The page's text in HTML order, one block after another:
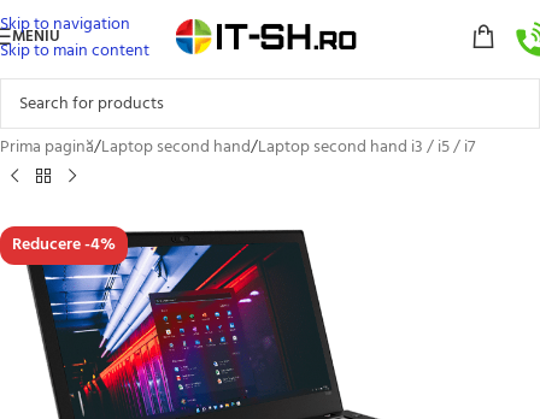
Skip to navigation
Skip to main content
MENIU
Prima pagină/Laptop second hand/Laptop second hand i3 / i5 / i7
Reducere -4%